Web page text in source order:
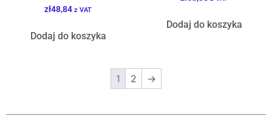
zł48,84 z VAT
Dodaj do koszyka
Dodaj do koszyka
1 2 →